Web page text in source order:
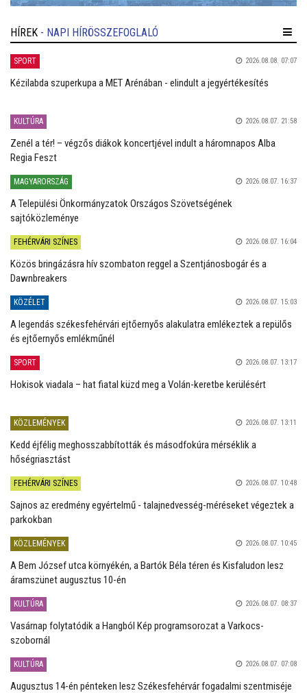
HÍREK - NAPI HÍRÖSSZEFOGLALÓ
SPORT 2026.08.08. 07:07
Kézilabda szuperkupa a MET Arénában - elindult a jegyértékesítés
KULTÚRA 2026.08.07. 21:58
Zenél a tér! – végzős diákok koncertjével indult a háromnapos Alba
Regia Feszt
MAGYARORSZÁG 2026.08.07. 16:37
A Települési Önkormányzatok Országos Szövetségének
sajtóközleménye
FEHÉRVÁRI SZÍNES 2026.08.07. 16:04
Közös bringázásra hív szombaton reggel a Szentjánosbogár és a
Dawnbreakers
KÖZÉLET 2026.08.07. 15:03
A legendás székesfehérvári ejtőernyős alakulatra emlékeztek a repülős
és ejtőernyős emlékműnél
SPORT 2026.08.07. 13:17
Hokisok viadala – hat fiatal küzd meg a Volán-keretbe kerülésért
KÖZLEMÉNYEK 2026.08.07. 13:11
Kedd éjfélig meghosszabbították és másodfokúra mérséklik a
hőségriasztást
FEHÉRVÁRI SZÍNES 2026.08.07. 10:48
Sajnos az eredmény egyértelmű - talajnedvesség-méréseket végeztek a
parkokban
KÖZLEMÉNYEK 2026.08.07. 10:45
A Bem József utca környékén, a Bartók Béla téren és Kisfaludon lesz
áramszünet augusztus 10-én
KULTÚRA 2026.08.07. 08:37
Vasárnap folytatódik a Hangból Kép programsorozat a Varkocs-
szobornál
KULTÚRA 2026.08.07. 07:08
Augusztus 14-én pénteken lesz Székesfehérvár fogadalmi szentmiséje